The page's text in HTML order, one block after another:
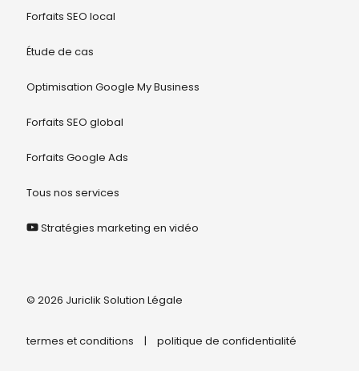
Forfaits SEO local
Étude de cas
Optimisation Google My Business
Forfaits SEO global
Forfaits Google Ads
Tous nos services
Stratégies marketing en vidéo
© 2026 Juriclik Solution Légale
termes et conditions | politique de confidentialité